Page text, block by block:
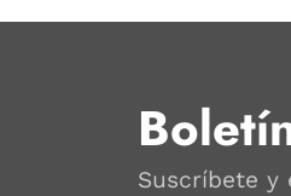
Suscríbete y